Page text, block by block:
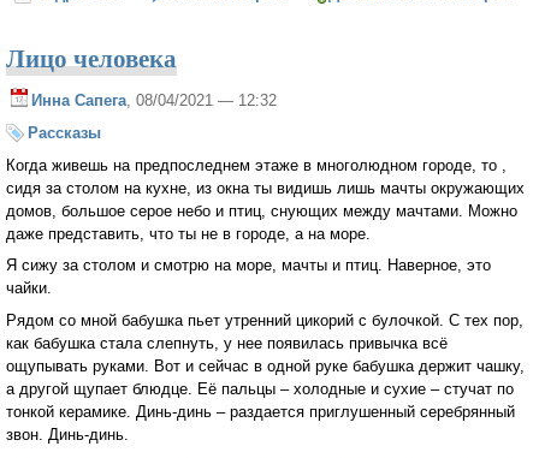
Лицо человека
Инна Сапега , 08/04/2021 — 12:32
Рассказы
Когда живешь на предпоследнем этаже в многолюдном городе, то ,
сидя за столом на кухне, из окна ты видишь лишь мачты окружающих
домов, большое серое небо и птиц, снующих между мачтами. Можно
даже представить, что ты не в городе, а на море.
Я сижу за столом и смотрю на море, мачты и птиц. Наверное, это
чайки.
Рядом со мной бабушка пьет утренний цикорий с булочкой. С тех пор,
как бабушка стала слепнуть, у нее появилась привычка всё
ощупывать руками. Вот и сейчас в одной руке бабушка держит чашку,
а другой щупает блюдце. Её пальцы – холодные и сухие – стучат по
тонкой керамике. Динь-динь – раздается приглушенный серебрянный
звон. Динь-динь.